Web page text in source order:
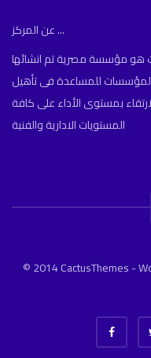
عن المركز ...
هو مؤسسة مصرية تم انشائها
للمساعدة فى تأهيل
بمستوى الأداء على كافة
المستويات الادارية والفنية
© 2014 CactusThemes -